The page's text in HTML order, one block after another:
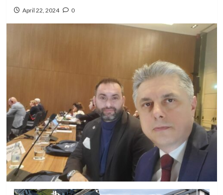
April 22, 2024 0